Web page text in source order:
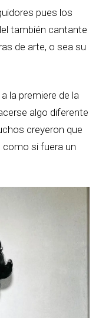
pues los
también cantante
de arte, o sea su
la premiere de la
algo diferente
creyeron que
como si fuera un